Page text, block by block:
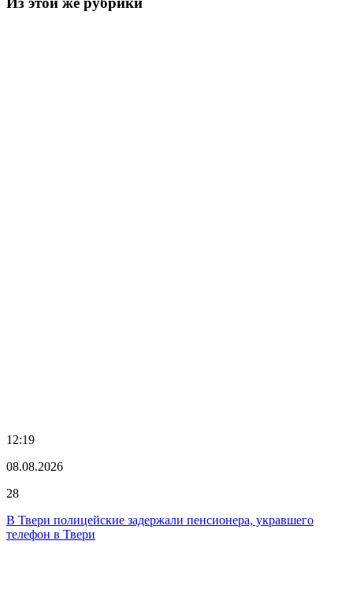
12:19
08.08.2026
28
В Твери полицейские задержали пенсионера, укравшего
телефон в Твери